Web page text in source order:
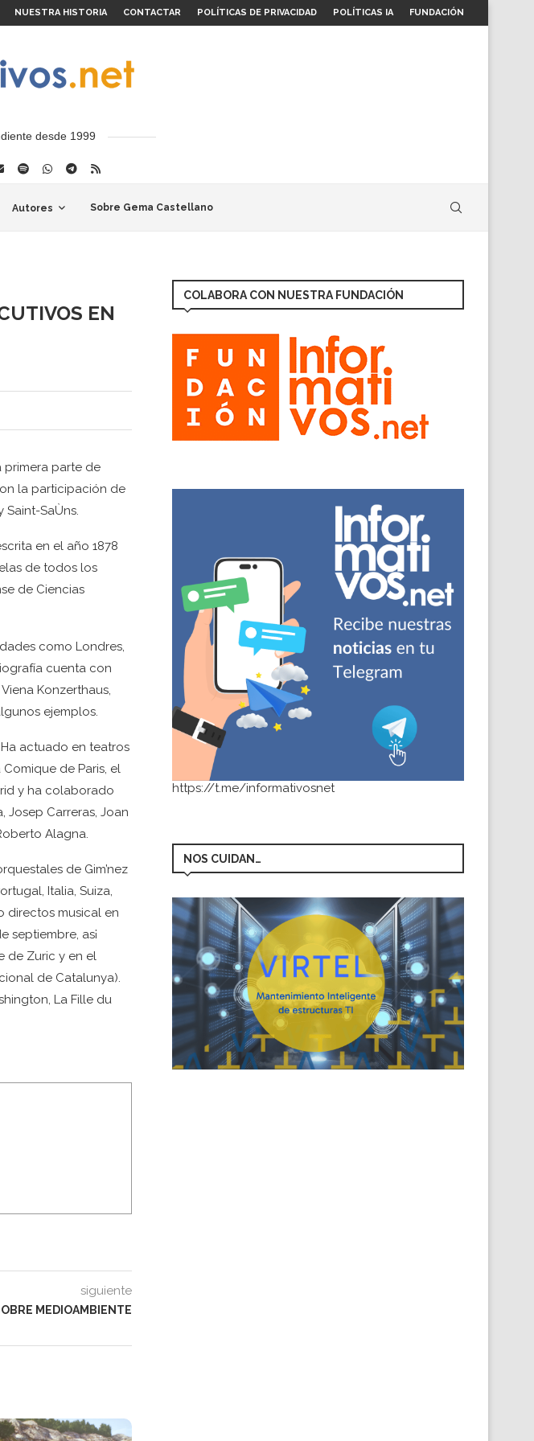
NUESTRA HISTORIA CONTACTAR POLÍTICAS DE PRIVACIDAD POLÍTICAS IA FUNDACIÓN
desde 1999
Autores Sobre Gema Castellano
EN
primera parte de
la participación de
Saint-SaÙns.
en el año 1878
de todos los
de Ciencias
como Londres,
cuenta con
Konzerthaus,
ejemplos.
actuado en teatros
de Paris, el
y ha colaborado
Josep Carreras, Joan
Alagna.
de Gim’nez
Italia, Suiza,
directos musical en
septiembre, as¡
de Zuric y en el
de Catalunya).
La Fille du
siguiente
MEDIOAMBIENTE
COLABORA CON NUESTRA FUNDACIÓN
https://t.me/informativosnet
NOS CUIDAN…